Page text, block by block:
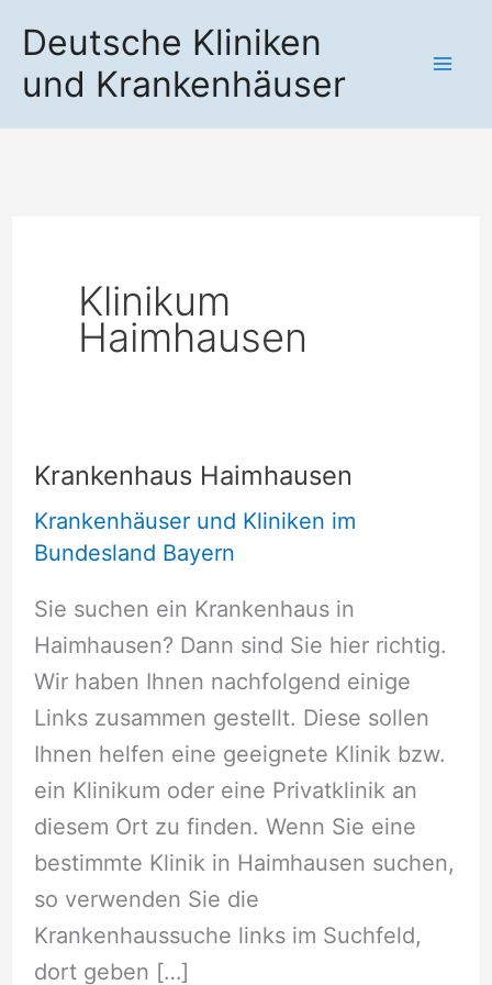
Inhalt
springen
Deutsche Kliniken
und Krankenhäuser
Klinikum
Haimhausen
Krankenhaus Haimhausen
Krankenhäuser und Kliniken im
Bundesland Bayern
Sie suchen ein Krankenhaus in
Haimhausen? Dann sind Sie hier richtig.
Wir haben Ihnen nachfolgend einige
Links zusammen gestellt. Diese sollen
Ihnen helfen eine geeignete Klinik bzw.
ein Klinikum oder eine Privatklinik an
diesem Ort zu finden. Wenn Sie eine
bestimmte Klinik in Haimhausen suchen,
so verwenden Sie die
Krankenhaussuche links im Suchfeld,
dort geben […]